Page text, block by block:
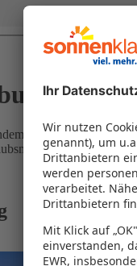
Flug und Hotel in
erleben!